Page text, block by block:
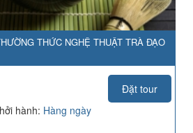
THỨC NGHỆ THUẬT TRÀ ĐẠO
Đặt tour
hành: Hàng ngày